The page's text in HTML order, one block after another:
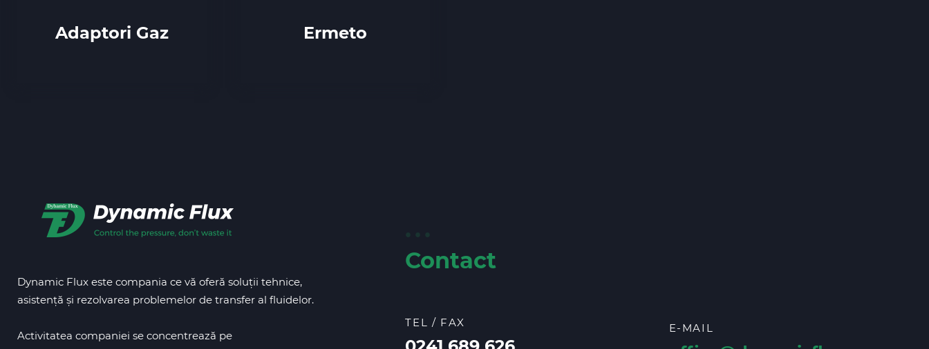
Adaptori Gaz Ermeto
Dynamic Flux este compania ce vă oferă soluții tehnice,
asistență și rezolvarea problemelor de transfer al fluidelor.
Activitatea companiei se concentrează pe
Contact
TEL / FAX E-MAIL